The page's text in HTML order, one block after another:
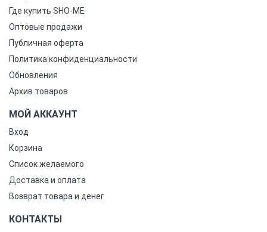
Где купить SHO-ME
Оптовые продажи
Публичная оферта
Политика конфиденциальности
Обновления
Архив товаров
МОЙ АККАУНТ
Вход
Корзина
Список желаемого
Доставка и оплата
Возврат товара и денег
КОНТАКТЫ